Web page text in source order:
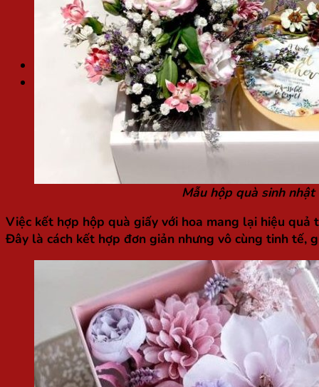
Chất liệu ngành in
Kiến thức in ấn
Thư viện mẫu
Túi / Hộp quà Tết
Mẫu hộp quà sinh nhật
Việc kết hợp hộp quà giấy với hoa mang lại hiệu quả
Đây là cách kết hợp đơn giản nhưng vô cùng tinh tế,